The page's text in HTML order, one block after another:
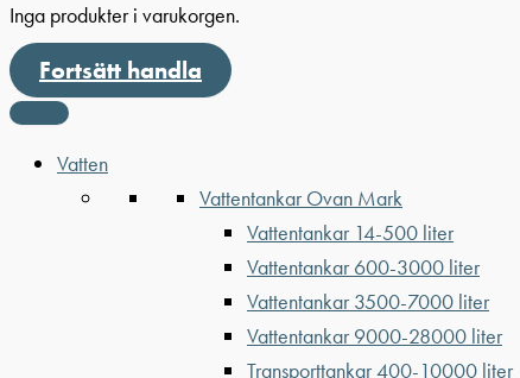
Inga produkter i varukorgen.
Fortsätt handla
Vatten
Vattentankar Ovan Mark
Vattentankar 14-500 liter
Vattentankar 600-3000 liter
Vattentankar 3500-7000 liter
Vattentankar 9000-28000 liter
Transporttankar 400-10000 liter